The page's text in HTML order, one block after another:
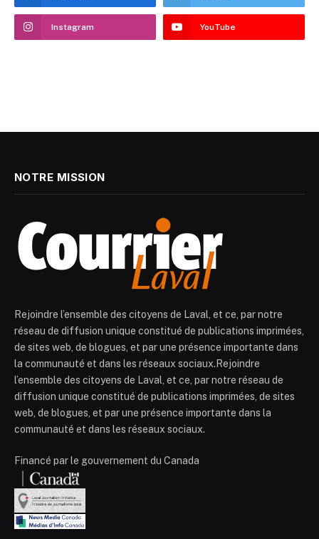
Instagram YouTube
NOTRE MISSION
Rejoindre l’ensemble des citoyens de Laval, et ce, par notre
réseau de diffusion unique constitué de publications imprimées,
de sites web, de blogues, et par une présence importante dans
la communauté et dans les réseaux sociaux.Rejoindre
l’ensemble des citoyens de Laval, et ce, par notre réseau de
diffusion unique constitué de publications imprimées, de sites
web, de blogues, et par une présence importante dans la
communauté et dans les réseaux sociaux.
Financé par le gouvernement du Canada